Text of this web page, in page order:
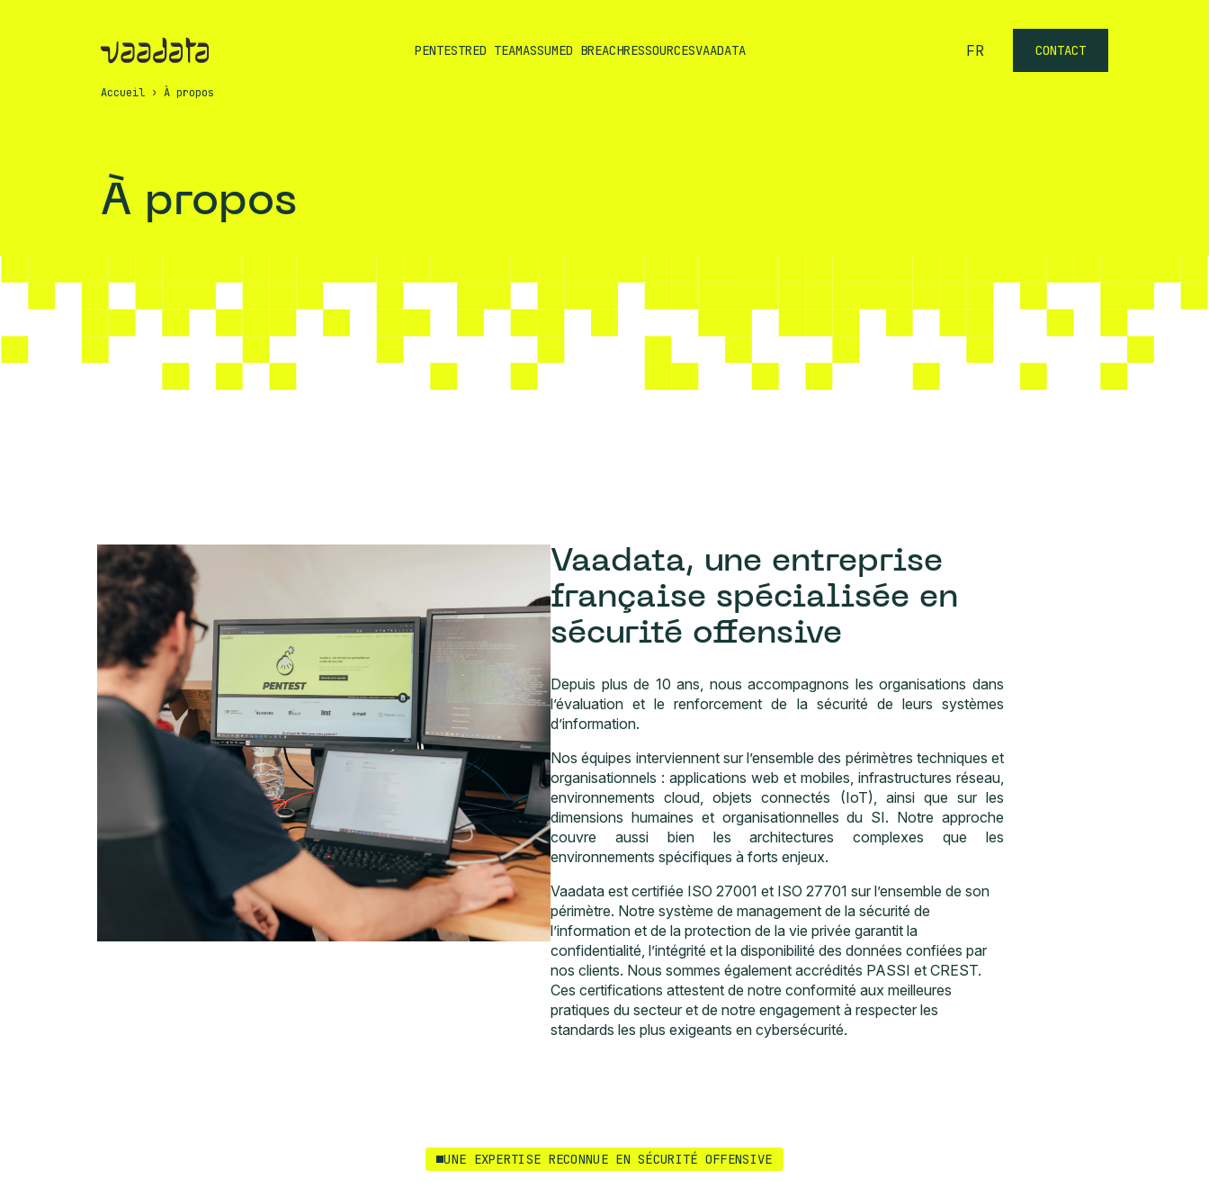
PENTESTRED TEAMASSUMED BREACHRESSOURCESVAADATA FR CONTACT
Accueil › À propos
À propos
Vaadata, une entreprise
française spécialisée en
sécurité offensive
Depuis plus de 10 ans, nous accompagnons les organisations dans
l’évaluation et le renforcement de la sécurité de leurs systèmes
d’information.
Nos équipes interviennent sur l’ensemble des périmètres techniques et
organisationnels : applications web et mobiles, infrastructures réseau,
environnements cloud, objets connectés (IoT), ainsi que sur les
dimensions humaines et organisationnelles du SI. Notre approche
couvre aussi bien les architectures complexes que les
environnements spécifiques à forts enjeux.
Vaadata est certifiée ISO 27001 et ISO 27701 sur l’ensemble de son
périmètre. Notre système de management de la sécurité de
l’information et de la protection de la vie privée garantit la
confidentialité, l’intégrité et la disponibilité des données confiées par
nos clients. Nous sommes également accrédités PASSI et CREST.
Ces certifications attestent de notre conformité aux meilleures
pratiques du secteur et de notre engagement à respecter les
standards les plus exigeants en cybersécurité.
UNE EXPERTISE RECONNUE EN SÉCURITÉ OFFENSIVE